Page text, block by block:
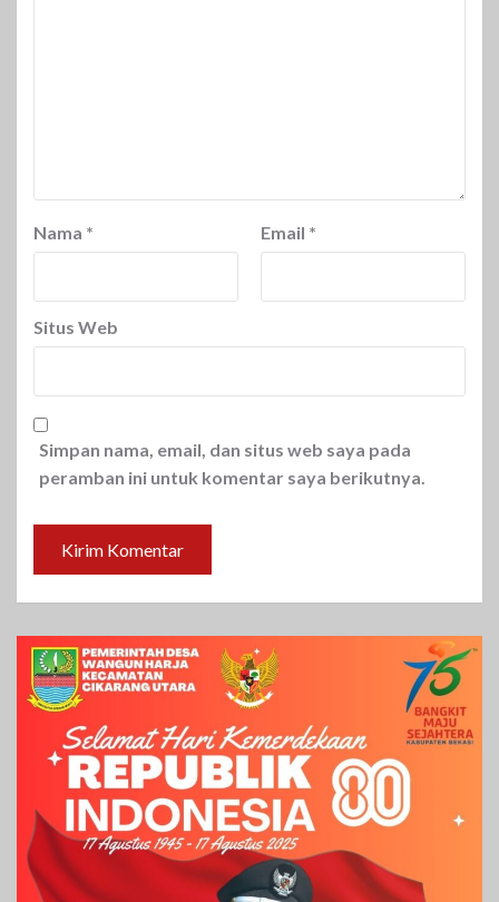
Nama * Email *
Situs Web
Simpan nama, email, dan situs web saya pada
peramban ini untuk komentar saya berikutnya.